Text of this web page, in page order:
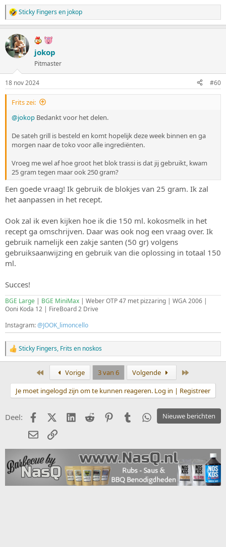
W
a
r
d
e
i
n
g
e
Sticky Fingersen jokop
jokop
Pitmaster
18 nov 2024 #60
Frits zei:
@jokop Bedankt voor het delen.
De sateh grill is besteld en komt hopelijk deze week binnen en ga
morgen naar de toko voor alle ingrediënten.
Vroeg me wel af hoe groot het blok trassi is dat jij gebruikt, kwam
25 gram tegen maar ook 250 gram?
Een goede vraag! Ik gebruik de blokjes van 25 gram. Ik zal
het aanpassen in het recept.
Ook zal ik even kijken hoe ik die 150 ml. kokosmelk in het
recept ga omschrijven. Daar was ook nog een vraag over. Ik
gebruik namelijk een zakje santen (50 gr) volgens
gebruiksaanwijzing en gebruik van die oplossing in totaal 150
ml.
Succes!
BGE Large | BGE MiniMax | Weber OTP 47 met pizzaring | WGA 2006 |
Ooni Koda 12 | FireBoard 2 Drive
Instagram:@JOOK_limoncello
W
a
d
n
:
Sticky Fingers, Fritsen noskos
Eerste Vorige 3 van 6 Volgende
Je moet ingelogd zijn om te kunnen reageren. Log in | Registreer
Nieuwe berichten
Deel: FacebookX (Twitter)
LinkedIn
Reddit PinterestTumblrWhatsApp
E-mailkoppeling